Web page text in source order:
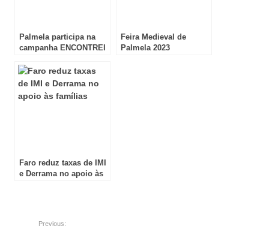
Palmela participa na
campanha ENCONTREI
Feira Medieval de
Palmela 2023
Faro reduz taxas de IMI
e Derrama no apoio às
Previous: